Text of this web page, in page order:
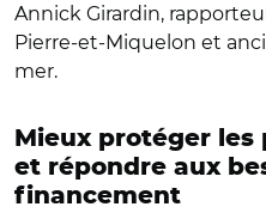
Annick Girardin,
Pierre-et-Miquelon et
mer.
Mieux protéger
et répondre aux
financement